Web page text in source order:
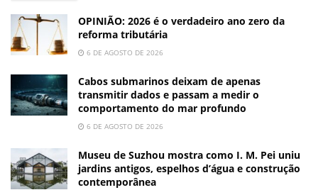
OPINIÃO: 2026 é o verdadeiro ano zero da
reforma tributária
6 DE AGOSTO DE 2026
Cabos submarinos deixam de apenas
transmitir dados e passam a medir o
comportamento do mar profundo
6 DE AGOSTO DE 2026
Museu de Suzhou mostra como I. M. Pei uniu
jardins antigos, espelhos d’água e construção
contemporânea